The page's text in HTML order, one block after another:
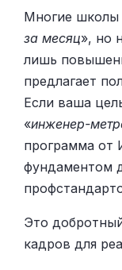
Многие школы
за месяц», но
лишь
предлагает
Если ваша
«инженер-
программа
фундаментом
Это
кадров для